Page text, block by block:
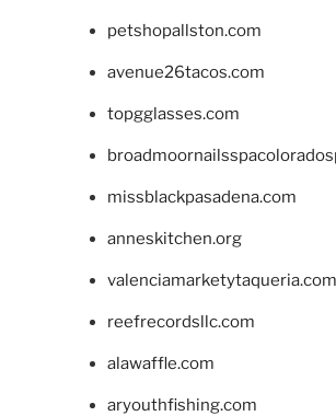
petshopallston.com
avenue26tacos.com
topgglasses.com
missblackpasadena.com
anneskitchen.org
valenciamarketytaqueria.com
reefrecordsllc.com
alawaffle.com
aryouthfishing.com